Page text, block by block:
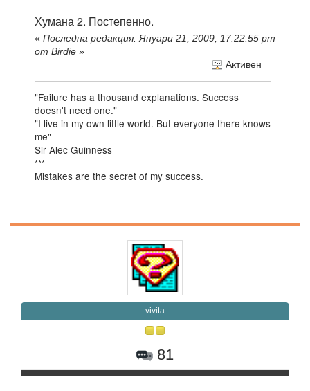
Хумана 2. Постепенно.
« Последна редакция: Януари 21, 2009, 17:22:55 pm
от Birdie »
Активен
"Failure has a thousand explanations. Success
doesn't need one."
"I live in my own little world. But everyone there knows
me"
Sir Alec Guinness
***
Mistakes are the secret of my success.
vivita
81